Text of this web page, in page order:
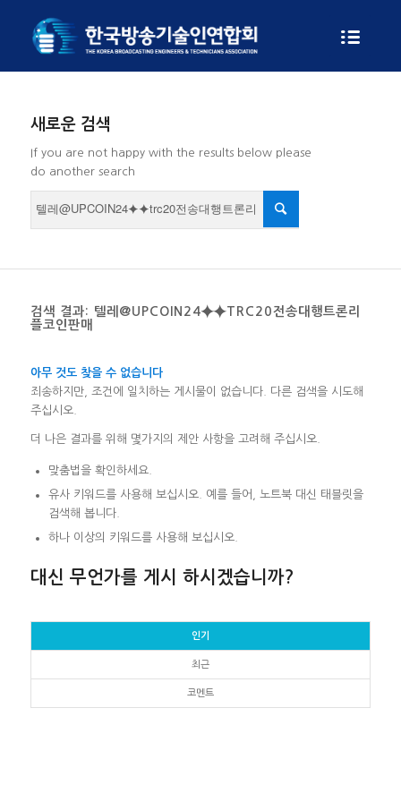
새로운 검색
If you are not happy with the results below please
do another search
검색 결과: 텔레@UPCOIN24⯌⯌TRC20전송대행트론리
플코인판매
아무 것도 찾을 수 없습니다
죄송하지만, 조건에 일치하는 게시물이 없습니다. 다른 검색을 시도해
주십시오.
더 나은 결과를 위해 몇가지의 제안 사항을 고려해 주십시오.
맞춤법을 확인하세요.
유사 키워드를 사용해 보십시오. 예를 들어, 노트북 대신 태블릿을
검색해 봅니다.
하나 이상의 키워드를 사용해 보십시오.
대신 무언가를 게시 하시겠습니까?
인기
최근
코멘트